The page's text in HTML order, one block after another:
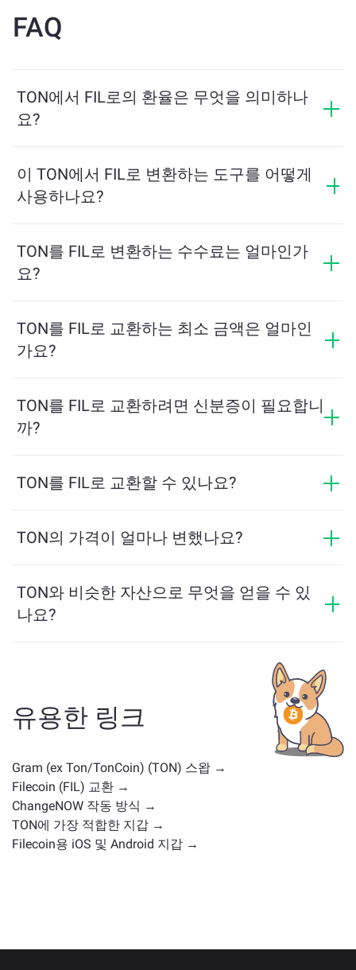
FAQ
TON에서 FIL로의 환율은 무엇을 의미하나
요?
니다. 이 환율은 시장 상황, 수요와 공급, 그리고 유동성에
따라 변동합니다.
이 TON에서 FIL로 변환하는 도구를 어떻게
사용하나요?
량을 계산해줍니다. 그런 다음, 안내에 따라 거래를 완료
하세요.
TON를 FIL로 변환하는 수수료는 얼마인가
요?
라집니다. ChangeNOW는 숨겨진 수수료 없이 경쟁력 있
는 요금을 제공하며, 최종 금액은 거래를 확인하기 전에
표시됩니다.
TON를 FIL로 교환하는 최소 금액은 얼마인
가요?
다. 플랫폼은 원활한 거래를 보장하기 위해 필요한 최소
금액을 자동으로 계산합니다. 그러나 대부분의 경우, 최
소 금액은 2달러 상당입니다.
TON를 FIL로 교환하려면 신분증이 필요합니
까?
프로세스가 빠르고 익명입니다. 그러나 ChangeNOW Pro
세요!
TON를 FIL로 교환할 수 있나요?
교환할 수 있습니다. 또한 ChangeNOW는 멀티체인 브리
TON의 가격이 얼마나 변했나요?
다.
TON와 비슷한 자산으로 무엇을 얻을 수 있
나요?
스테이블코인, 유틸리티 토큰, 거버넌스 코인 또는 다른
유형일 수 있습니다. 일반적인 대안으로는 유사한 사용
사례나 시장 위치를 가진 다른 암호화폐가 포함됩니다.
주요 거래 페이지에서 교환 가능한 모든 자산을 확인하
유용한 링크
Gram (ex Ton/TonCoin) (TON) 스왑 →
Filecoin (FIL) 교환 →
ChangeNOW 작동 방식 →
TON에 가장 적합한 지갑 →
Filecoin용 iOS 및 Android 지갑 →